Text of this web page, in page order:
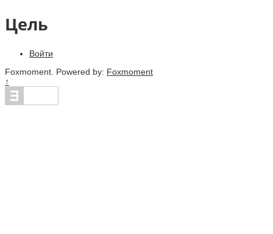
Цель
Войти
Foxmoment. Powered by: Foxmoment
↑